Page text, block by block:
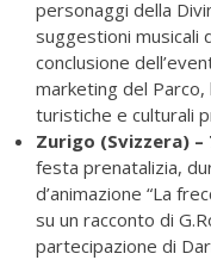
personaggi della
suggestioni musicali
conclusione
marketing del
turistiche e culturali
Zurigo (Svizzera)
festa prenatalizia,
d’animazione “La
su un racconto di
partecipazione di